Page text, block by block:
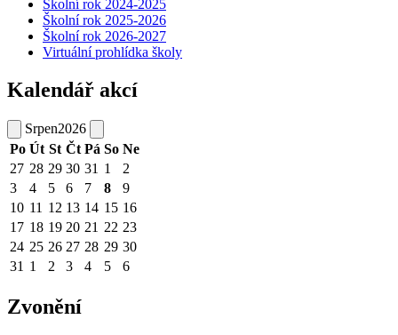
Školní rok 2024-2025
Školní rok 2025-2026
Školní rok 2026-2027
Virtuální prohlídka školy
Kalendář akcí
Srpen2026
Po Út St Čt Pá So Ne
27 28 29 30 31 1
2
3
4 5 6 7 8
9
10 11 12 13 14 15 16
17 18 19 20 21 22 23
24 25 26 27 28 29 30
31 1 2 3 4 5 6
Zvonění